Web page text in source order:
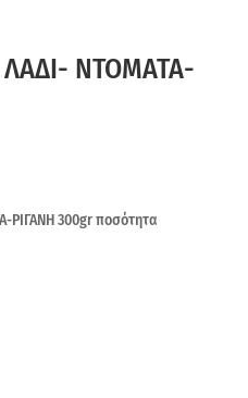
ΝΤΟΜΑΤΑ-
ΡΙΓΑΝΗ 300gr ποσότητα